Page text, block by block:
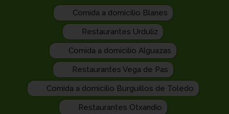
Comida a domicilio Blanes
Restaurantes Urduliz
Comida a domicilio Alguazas
Restaurantes Vega de Pas
Comida a domicilio Burguillos de Toledo
Restaurantes Otxandio